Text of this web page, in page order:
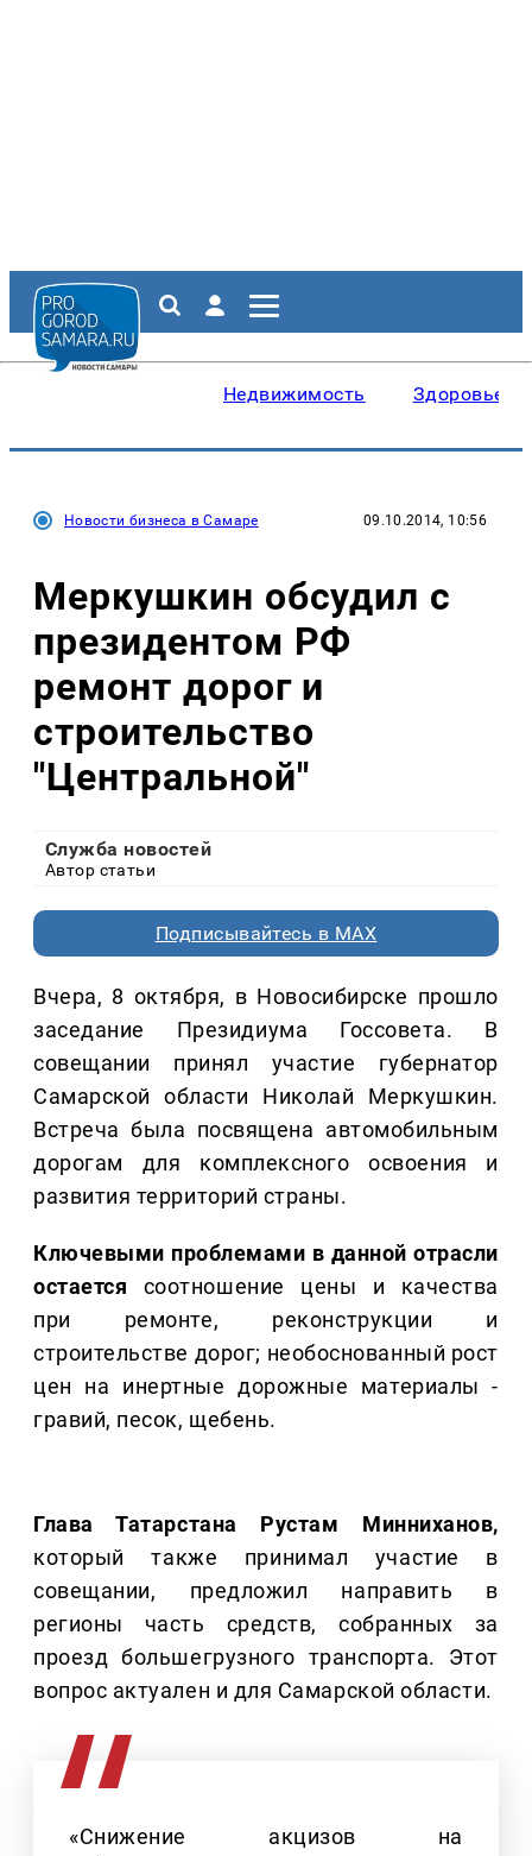
Недвижимость Здоровье
Новости бизнеса в Самаре 09.10.2014, 10:56
Меркушкин обсудил с
президентом РФ
ремонт дорог и
строительство
"Центральной"
Служба новостей
Автор статьи
Подписывайтесь в MAX
Вчера, 8 октября, в Новосибирске прошло
заседание Президиума Госсовета. В
совещании принял участие губернатор
Самарской области Николай Меркушкин.
Встреча была посвящена автомобильным
дорогам для комплексного освоения и
развития территорий страны.
Ключевыми проблемами в данной отрасли
остается соотношение цены и качества
при ремонте, реконструкции и
строительстве дорог; необоснованный рост
цен на инертные дорожные материалы -
гравий, песок, щебень.
Глава Татарстана Рустам Минниханов,
который также принимал участие в
совещании, предложил направить в
регионы часть средств, собранных за
проезд большегрузного транспорта. Этот
вопрос актуален и для Самарской области.
«Снижение акцизов на